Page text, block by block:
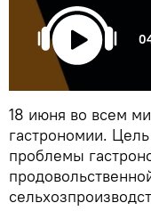
18 июня во всем
гастрономии.
проблемы